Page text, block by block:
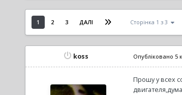
1 2 3 ДАЛІ Сторінка 1 з 3
koss Опубліковано 5
Прошу у всех